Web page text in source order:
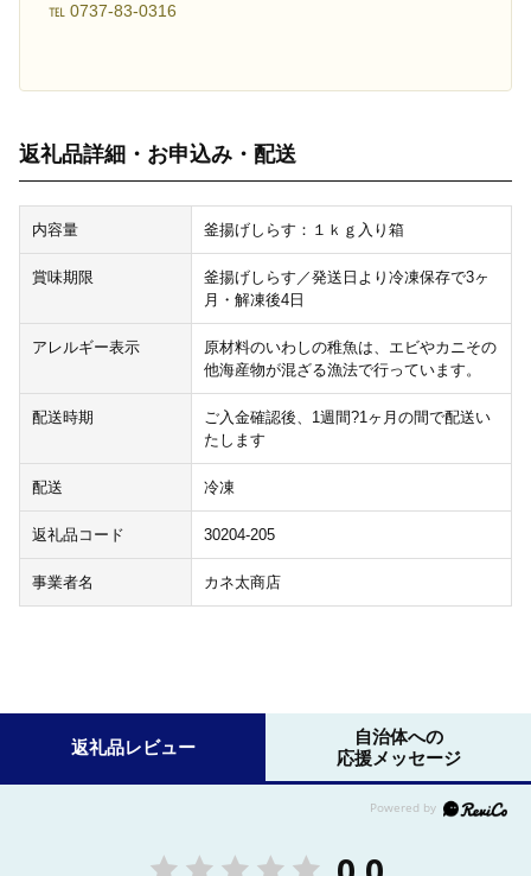
℡ 0737-83-0316
返礼品詳細・お申込み・配送
内容量 釜揚げしらす：１ｋｇ入り箱
賞味期限
釜揚げしらす／発送日より冷凍保存で3ヶ
月・解凍後4日
アレルギー表示
原材料のいわしの稚魚は、エビやカニその
他海産物が混ざる漁法で行っています。
配送時期
ご入金確認後、1週間?1ヶ月の間で配送い
たします
配送 冷凍
返礼品コード 30204-205
事業者名 カネ太商店
返礼品レビュー
自治体への
応援メッセージ